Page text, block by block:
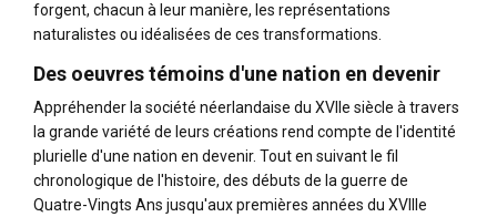
forgent, chacun à leur manière, les représentations
naturalistes ou idéalisées de ces transformations.
Des oeuvres témoins d'une nation en devenir
Appréhender la société néerlandaise du XVIIe siècle à travers
la grande variété de leurs créations rend compte de l'identité
plurielle d'une nation en devenir. Tout en suivant le fil
chronologique de l'histoire, des débuts de la guerre de
Quatre-Vingts Ans jusqu'aux premières années du XVIIIe